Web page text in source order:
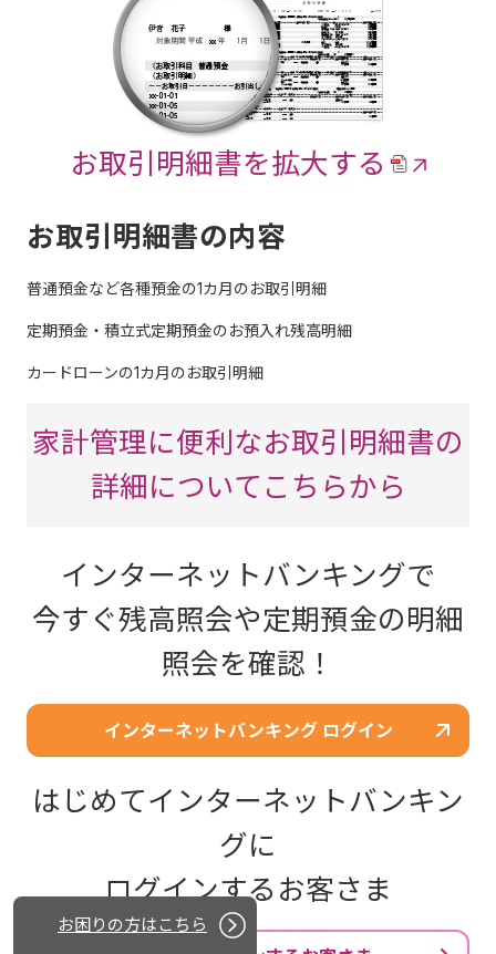
お取引明細書を拡大する
お取引明細書の内容
普通預金など各種預金の1カ月のお取引明細
定期預金・積立式定期預金のお預入れ残高明細
カードローンの1カ月のお取引明細
家計管理に便利なお取引明細書の
詳細についてこちらから
インターネットバンキングで
今すぐ残高照会や定期預金の明細
照会を確認！
インターネットバンキング ログイン
はじめてインターネットバンキン
グに
ログインするお客さま
お困りの方はこちら